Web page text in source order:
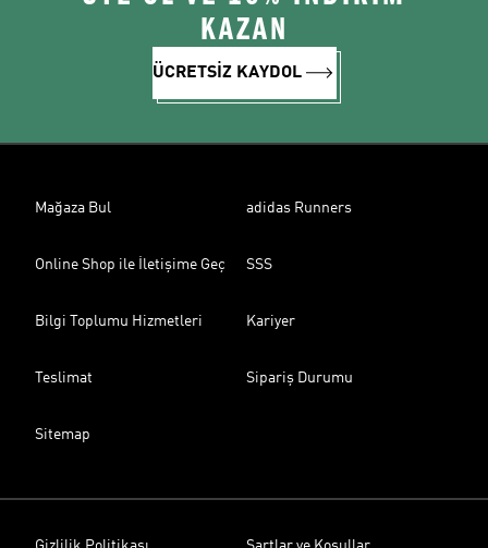
KAZAN
ÜCRETSİZ KAYDOL
Mağaza Bul adidas Runners
Online Shop ile İletişime Geç SSS
Bilgi Toplumu Hizmetleri Kariyer
Teslimat Sipariş Durumu
Sitemap